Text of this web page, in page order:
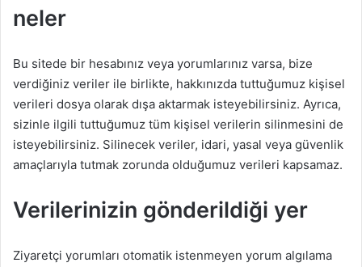
neler
Bu sitede bir hesabınız veya yorumlarınız varsa, bize
verdiğiniz veriler ile birlikte, hakkınızda tuttuğumuz kişisel
verileri dosya olarak dışa aktarmak isteyebilirsiniz. Ayrıca,
sizinle ilgili tuttuğumuz tüm kişisel verilerin silinmesini de
isteyebilirsiniz. Silinecek veriler, idari, yasal veya güvenlik
amaçlarıyla tutmak zorunda olduğumuz verileri kapsamaz.
Verilerinizin gönderildiği yer
Ziyaretçi yorumları otomatik istenmeyen yorum algılama